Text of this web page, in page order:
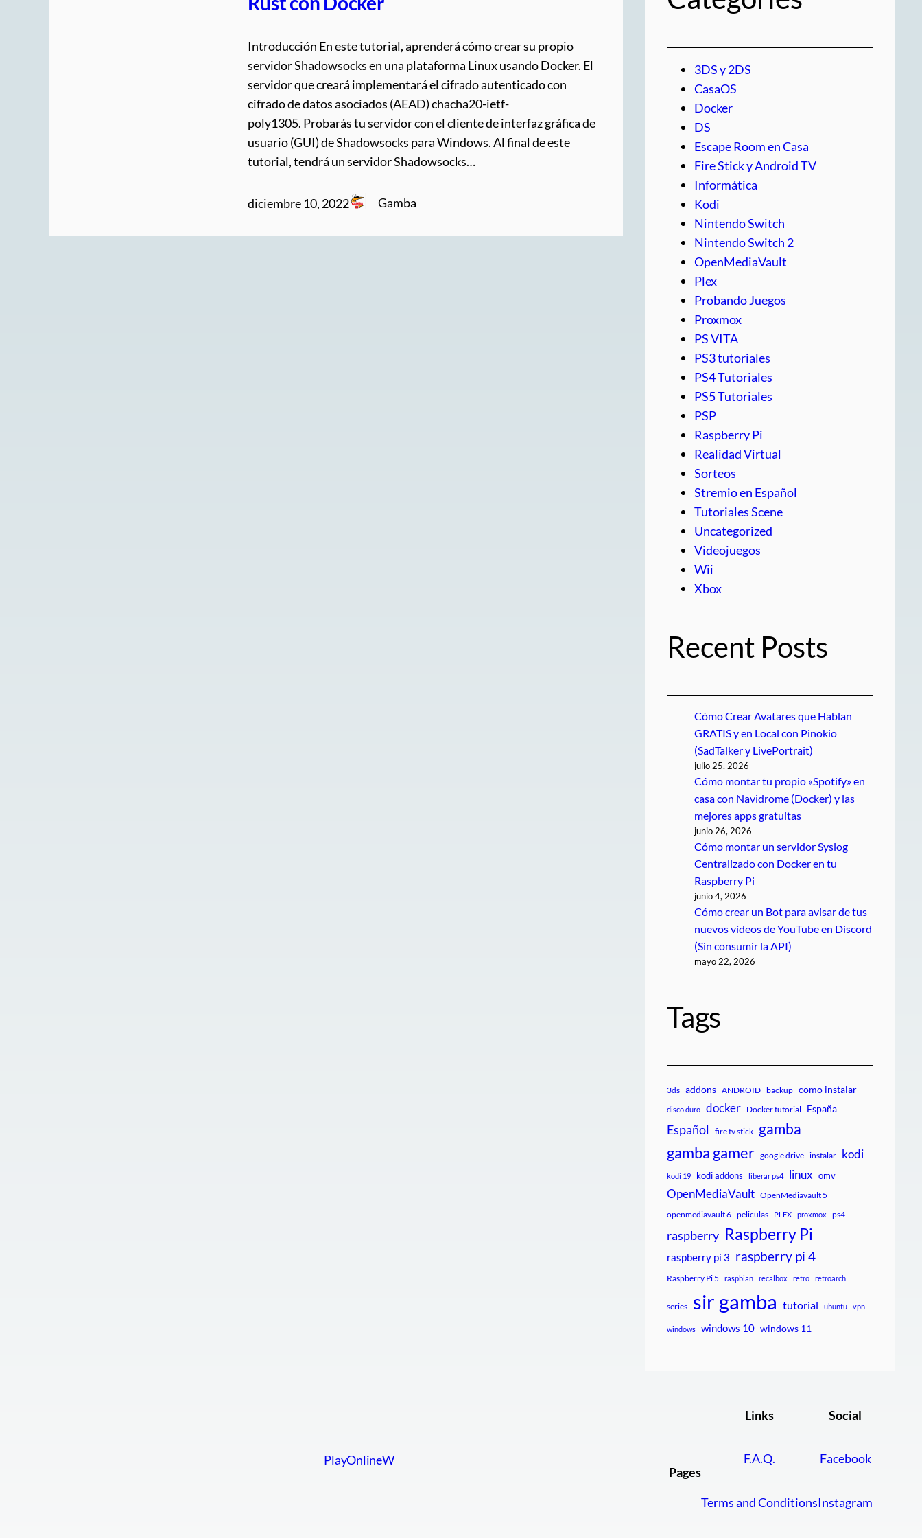
Introducción En este tutorial, aprenderá cómo crear su propio
servidor Shadowsocks en una plataforma Linux usando Docker. El
servidor que creará implementará el cifrado autenticado con
cifrado de datos asociados (AEAD) chacha20-ietf-
poly1305. Probarás tu servidor con el cliente de interfaz gráfica de
usuario (GUI) de Shadowsocks para Windows. Al final de este
tutorial, tendrá un servidor Shadowsocks…
diciembre 10, 2022 Gamba
3DS y 2DS
CasaOS
Docker
DS
Escape Room en Casa
Fire Stick y Android TV
Informática
Kodi
Nintendo Switch
Nintendo Switch 2
OpenMediaVault
Plex
Probando Juegos
Proxmox
PS VITA
PS3 tutoriales
PS4 Tutoriales
PS5 Tutoriales
PSP
Raspberry Pi
Realidad Virtual
Sorteos
Stremio en Español
Tutoriales Scene
Uncategorized
Videojuegos
Wii
Xbox
Recent Posts
Cómo Crear Avatares que Hablan
GRATIS y en Local con Pinokio
(SadTalker y LivePortrait)
julio 25, 2026
Cómo montar tu propio «Spotify» en
casa con Navidrome (Docker) y las
mejores apps gratuitas
junio 26, 2026
Cómo montar un servidor Syslog
Centralizado con Docker en tu
Raspberry Pi
junio 4, 2026
Cómo crear un Bot para avisar de tus
nuevos vídeos de YouTube en Discord
(Sin consumir la API)
mayo 22, 2026
Tags
3ds addons ANDROID backup como instalar
disco duro docker Docker tutorial España
Español fire tv stick gamba
gamba gamer google drive instalar kodi
kodi 19 kodi addons liberar ps4 linux omv
OpenMediaVault OpenMediavault 5
openmediavault 6 peliculas PLEX proxmox ps4
raspberry Raspberry Pi
raspberry pi 3 raspberry pi 4
Raspberry Pi 5 raspbian recalbox retro retroarch
series sir gamba tutorial ubuntu vpn
windows windows 10 windows 11
PlayOnlineW
Pages
Links
F.A.Q.
Terms and Conditions
Social
Facebook
Instagram